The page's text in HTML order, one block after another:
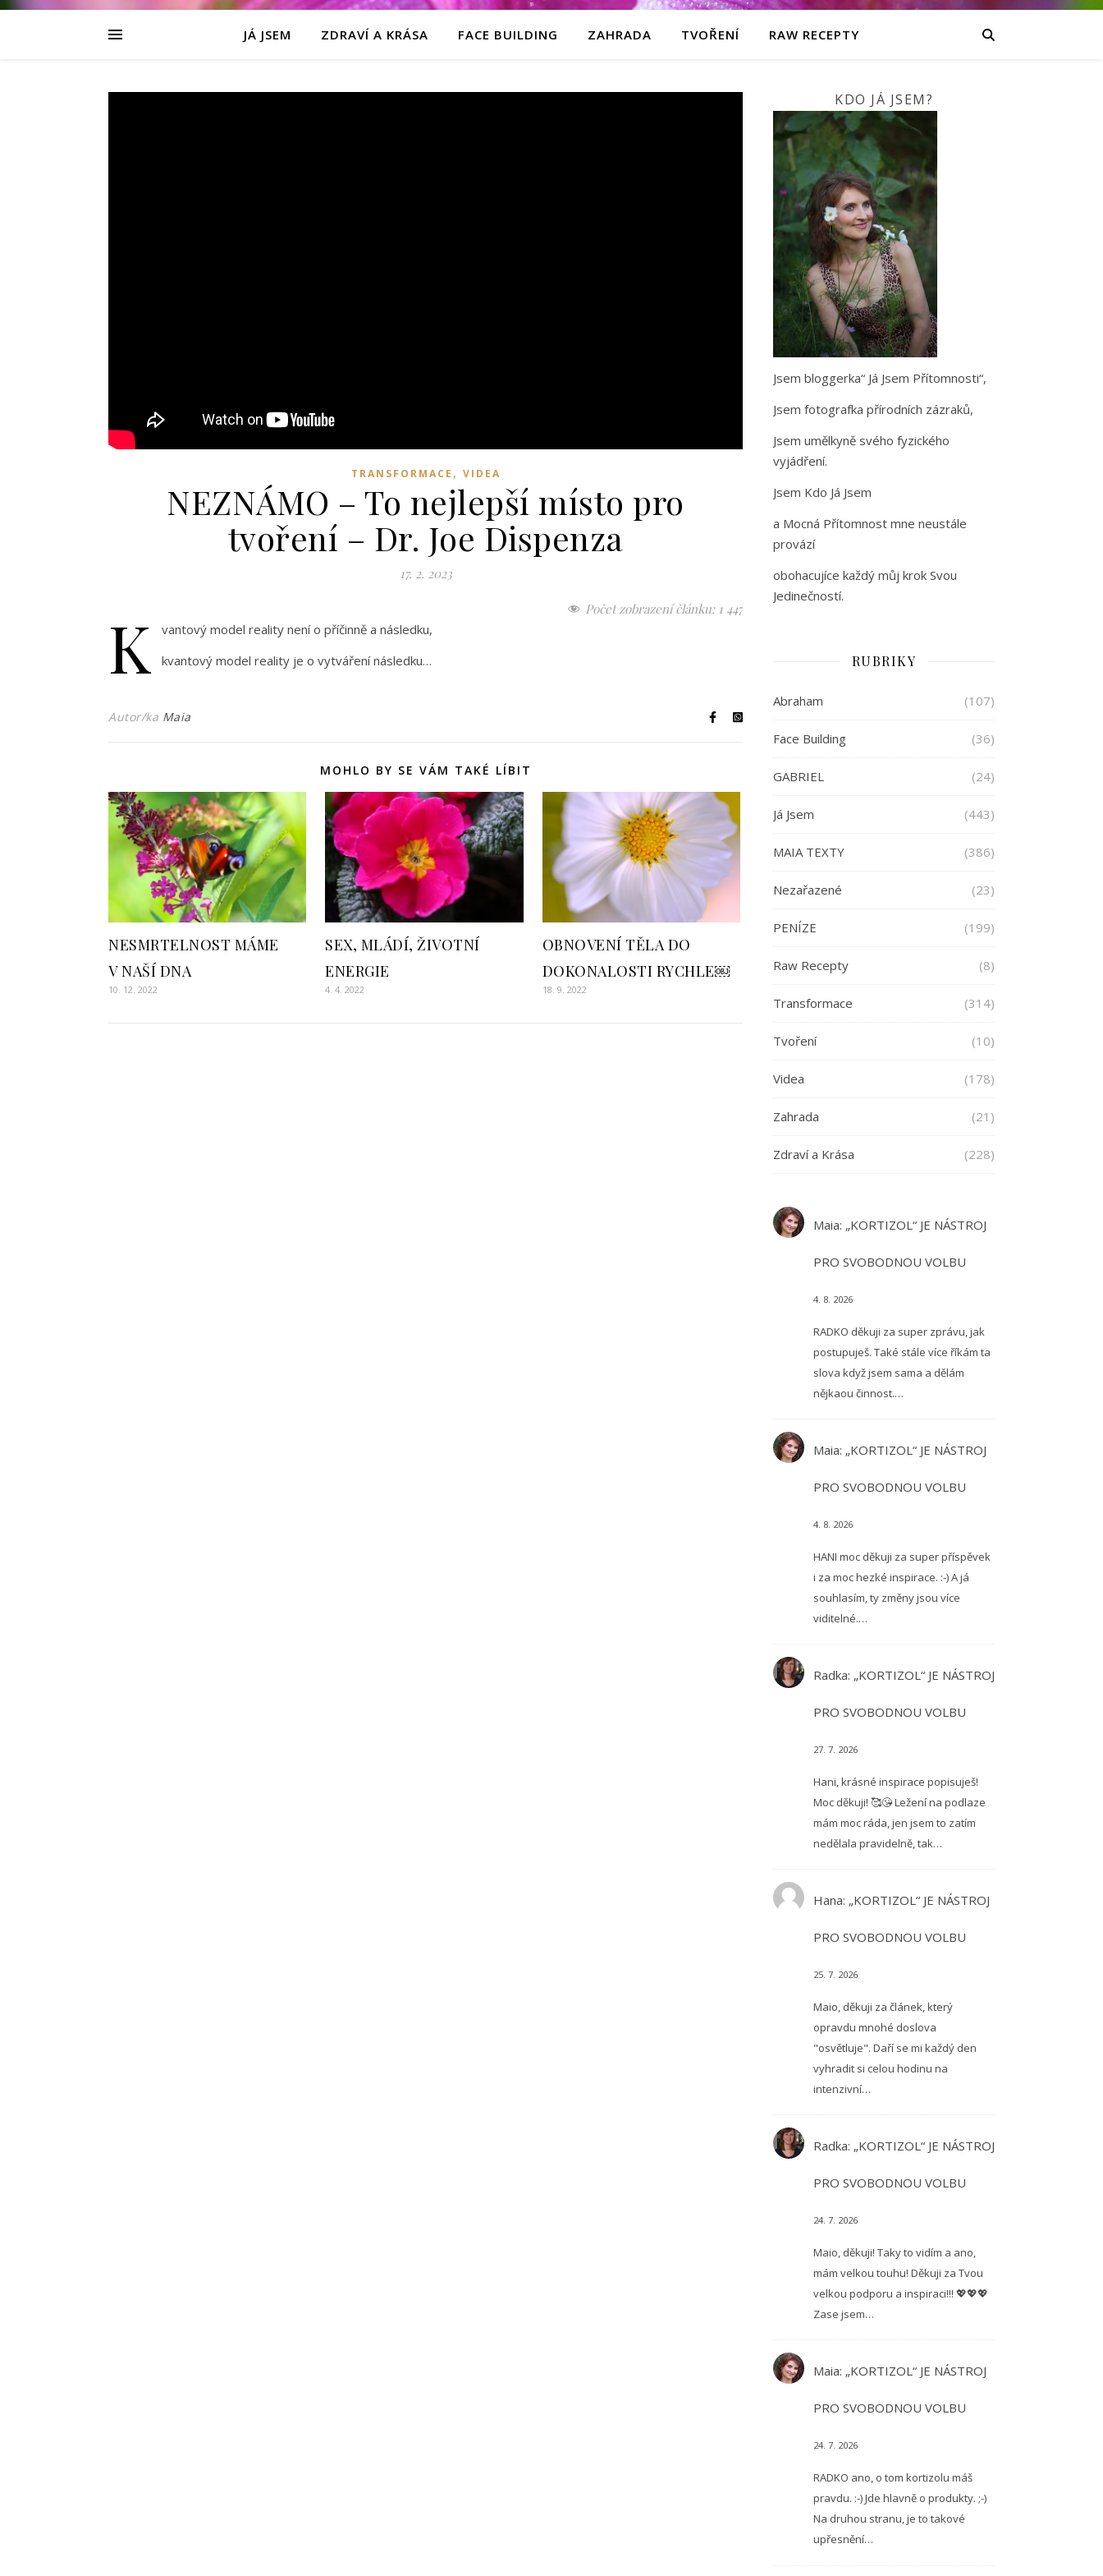
JÁ JSEM ZDRAVÍ A KRÁSA FACE BUILDING ZAHRADA TVOŘENÍ RAW RECEPTY
TRANSFORMACE , VIDEA
NEZNÁMO – To nejlepší místo pro
tvoření – Dr. Joe Dispenza
17. 2. 2023
Počet zobrazení článku: 1 447
K
vantový model reality není o příčinně a následku,
kvantový model reality je o vytváření následku…
Autor/ka Maia
MOHLO BY SE VÁM TAKÉ LÍBIT
NESMRTELNOST MÁME
V NAŠÍ DNA
10. 12. 2022
SEX, MLÁDÍ, ŽIVOTNÍ
ENERGIE
4. 4. 2022
OBNOVENÍ TĚLA DO
DOKONALOSTI RYCHLE￼
18. 9. 2022
KDO JÁ JSEM?
Jsem bloggerka“ Já Jsem Přítomnosti“,
Jsem fotografka přírodních zázraků,
Jsem umělkyně svého fyzického
vyjádření.
Jsem Kdo Já Jsem
a Mocná Přítomnost mne neustále
provází
obohacujíce každý můj krok Svou
Jedinečností.
RUBRIKY
Abraham (107)
Face Building (36)
GABRIEL (24)
Já Jsem (443)
MAIA TEXTY (386)
Nezařazené (23)
PENÍZE (199)
Raw Recepty (8)
Transformace (314)
Tvoření (10)
Videa (178)
Zahrada (21)
Zdraví a Krása (228)
Maia: „KORTIZOL“ JE NÁSTROJ
PRO SVOBODNOU VOLBU
4. 8. 2026
RADKO děkuji za super zprávu, jak
postupuješ. Také stále více říkám ta
slova když jsem sama a dělám
nějkaou činnost.…
Maia: „KORTIZOL“ JE NÁSTROJ
PRO SVOBODNOU VOLBU
4. 8. 2026
HANI moc děkuji za super příspěvek
i za moc hezké inspirace. :-) A já
souhlasím, ty změny jsou více
viditelné.…
Radka: „KORTIZOL“ JE NÁSTROJ
PRO SVOBODNOU VOLBU
27. 7. 2026
Hani, krásné inspirace popisuješ!
Moc děkuji! 🥰😘 Ležení na podlaze
mám moc ráda, jen jsem to zatím
nedělala pravidelně, tak…
Hana: „KORTIZOL“ JE NÁSTROJ
PRO SVOBODNOU VOLBU
25. 7. 2026
Maio, děkuji za článek, který
opravdu mnohé doslova
"osvětluje". Daří se mi každý den
vyhradit si celou hodinu na
intenzivní…
Radka: „KORTIZOL“ JE NÁSTROJ
PRO SVOBODNOU VOLBU
24. 7. 2026
Maio, děkuji! Taky to vidím a ano,
mám velkou touhu! Děkuji za Tvou
velkou podporu a inspiraci!!! 💖💖💖
Zase jsem…
Maia: „KORTIZOL“ JE NÁSTROJ
PRO SVOBODNOU VOLBU
24. 7. 2026
RADKO ano, o tom kortizolu máš
pravdu. :-) Jde hlavně o produkty. ;-)
Na druhou stranu, je to takové
upřesnění…